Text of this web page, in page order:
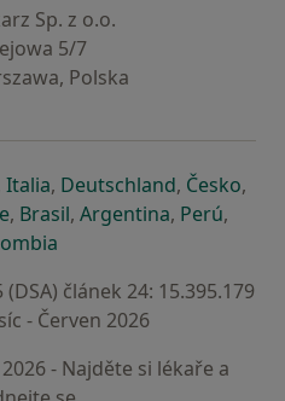
Sp. z o.o.
5/7
Polska
v nové záložce
otevře v nové záložce
Italiase otevře v nové záložce
, Deutschlandse otevře v
, Českose
,
záložce
v nové záložce
se otevře v nové záložce
, Brasilse otevře v nové
, Argentinase otevře v
, Perúse
,
článek 24: 15.395.179
- Červen 2026
- Najděte si lékaře a